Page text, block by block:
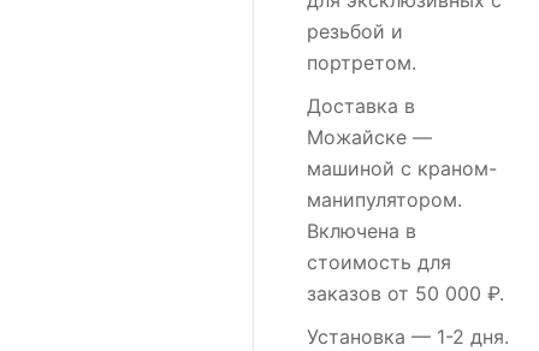
резьбой и
портретом.
Доставка в
Можайске —
машиной с краном-
манипулятором.
Включена в
стоимость для
заказов от 50 000 ₽.
Установка — 1-2 дня.